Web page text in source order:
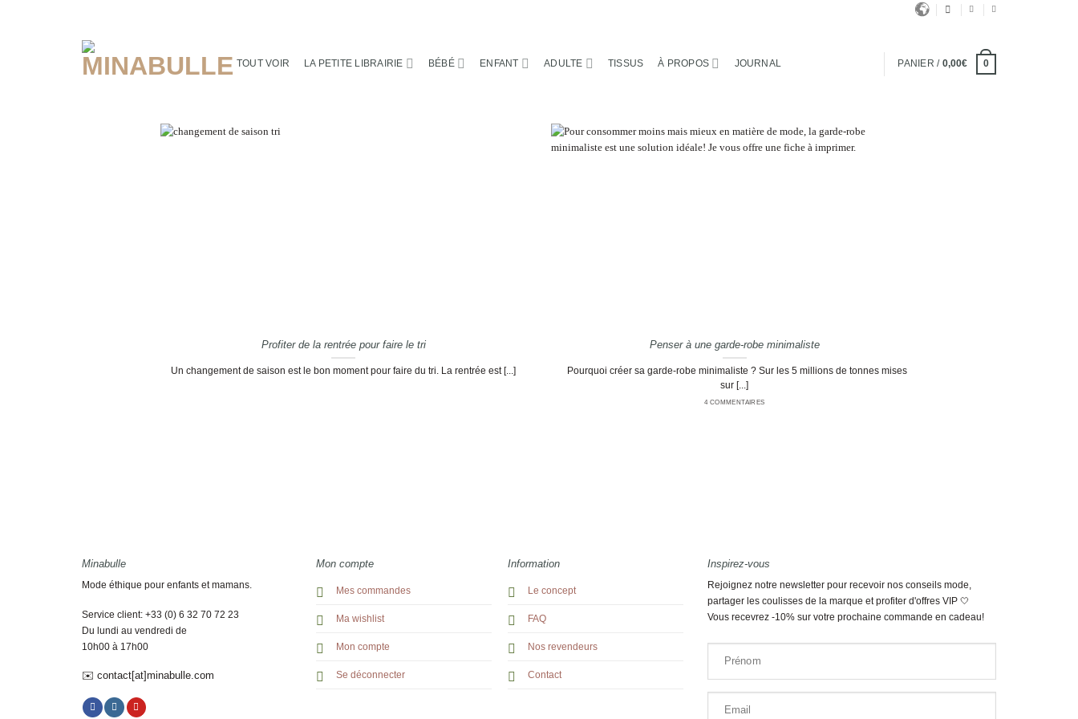
TOUT VOIR LA PETITE LIBRAIRIE BÉBÉ ENFANT ADULTE TISSUS À PROPOS JOURNAL PANIER / 0,00€ 0
Profiter de la rentrée pour faire le tri
Un changement de saison est le bon moment pour faire du tri. La rentrée est [...]
Penser à une garde-robe minimaliste
Pourquoi créer sa garde-robe minimaliste ? Sur les 5 millions de tonnes mises
sur [...]
4 COMMENTAIRES
Minabulle
Mode éthique pour enfants et mamans.
Service client: +33 (0) 6 32 70 72 23
Du lundi au vendredi de
10h00 à 17h00
✉️ contact[at]minabulle.com
Mon compte
Mes commandes
Ma wishlist
Mon compte
Se déconnecter
Information
Le concept
FAQ
Nos revendeurs
Contact
Inspirez-vous
Rejoignez notre newsletter pour recevoir nos conseils mode,
partager les coulisses de la marque et profiter d'offres VIP 🤍
Vous recevrez -10% sur votre prochaine commande en cadeau!
Prénom
Email